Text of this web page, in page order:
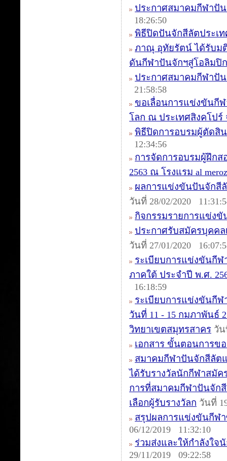
ประกาศสมาคมกีฬาปั
18:26:50
พิธีปิดปันจักสีลัตประเ
ภาณุ อุทัยรัตน์ ได้รับม
ดันกีฬาปันจักฯสู่โอลิมปิก
ประกาศสมาคมกีฬาปัน
21:58:58
ขอเลื่อนการแข่งขันกี
โลก ณ ประเทศสิงคโปร์
พิธีปิดการอบรมผู้ตัดสิ
12:34:56
การจัดการอบรมผู้ฝึกส
2563 ณ โรงแรม al
ผลการแข่งขันปันจักสีลั
วันที่ 28/02/2020
กิจกรรมรายการแข่ง
ประกาศรับสมัครบุคคล
วันที่ 27/01/2020
ระเบียบการแข่งขันกี
ภาคใต้ ประจำปี พ.ศ.
16:18:59
ระเบียบการแข่งขันกีฬ
วันที่ 11 - 15 กมภาพันธ์
วิทยาเขตสมุทรสาคร วัน
เอกสาร ขั้นตอนการข
สมาคมกีฬาปันจักสีลัต
ได้รับรางวัลนักกีฬาสมัค
การที่สมาคมกีฬาปันจัก
เลือกผู้รับรางวัลก วันที่
สรุปผลการแข่งขันกีฬา
06/12/2019 11:32:10
ร่วมส่งและให้กำลังใ
29/11/2019 09:22:58